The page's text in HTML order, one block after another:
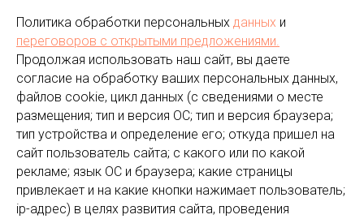
Политика обработки персональных данных и
переговоров с открытыми предложениями.
Продолжая использовать наш сайт, вы даете
согласие на обработку ваших персональных данных,
файлов cookie, цикл данных (с сведениями о месте
размещения; тип и версия ОС; тип и версия браузера;
тип устройства и определение его; откуда пришел на
сайт пользователь сайта; с какого или по какой
рекламе; язык ОС и браузера; какие страницы
привлекает и на какие кнопки нажимает пользователь;
ip-адрес) в целях развития сайта, проведения